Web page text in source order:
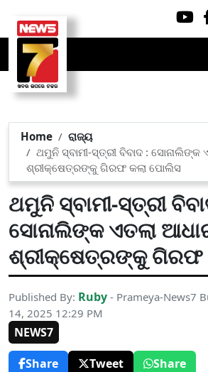
Home
ରାଜ୍ୟ
ଥମୁନି ସ୍ବାମୀ-ସ୍ତ୍ରୀ ବିବାଦ : ସୋନାଲିଙ୍କ
ଶ୍ରୀକ୍ଷେତ୍ରଙ୍କୁ ଗିରଫ କଲା ପୋଲିସ
ଥମୁନି ସ୍ବାମୀ-ସ୍ତ୍ରୀ
ସୋନାଲିଙ୍କ ଏତଲା
ଶ୍ରୀକ୍ଷେତ୍ରଙ୍କୁ ଗିରଫ
Published By: Ruby - Prameya-News7
14, 2025 12:29 PM
NEWS7
Share
Tweet Share